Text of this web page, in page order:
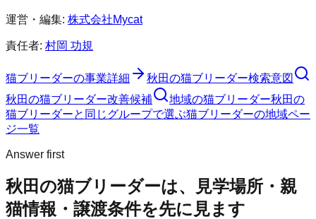
運営・編集: 株式会社Mycat
責任者: 村岡 功規
猫ブリーダーの事業詳細
秋田の猫ブリーダー検索意図
秋田の猫ブリーダー改善候補
地域の猫ブリーダー秋田の
猫ブリーダーと同じグループで選ぶ猫ブリーダーの地域ペー
ジ一覧
Answer first
秋田の猫ブリーダーは、見学場所・親
猫情報・譲渡条件を先に見ます